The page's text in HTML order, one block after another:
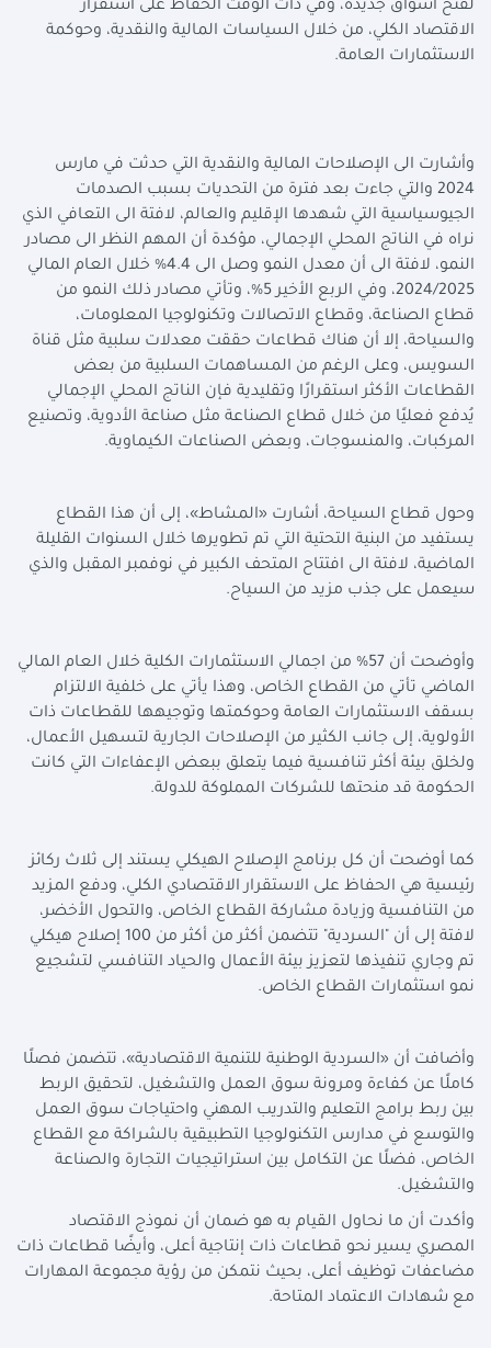
لفتح أسواق جديدة، وفي ذات الوقت الحفاظ على استقرار
الاقتصاد الكلي، من خلال السياسات المالية والنقدية، وحوكمة
الاستثمارات العامة.
وأشارت الى الإصلاحات المالية والنقدية التي حدثت في مارس
2024 والتي جاءت بعد فترة من التحديات بسبب الصدمات
الجيوسياسية التي شهدها الإقليم والعالم، لافتة الى التعافي الذي
نراه في الناتج المحلي الإجمالي، مؤكدة أن المهم النظر الى مصادر
النمو، لافتة الى أن معدل النمو وصل الى 4.4% خلال العام المالي
2024/2025، وفي الربع الأخير 5%، وتأتي مصادر ذلك النمو من
قطاع الصناعة، وقطاع الاتصالات وتكنولوجيا المعلومات،
والسياحة، إلا أن هناك قطاعات حققت معدلات سلبية مثل قناة
السويس، وعلى الرغم من المساهمات السلبية من بعض
القطاعات الأكثر استقرارًا وتقليدية فإن الناتج المحلي الإجمالي
يُدفع فعليًا من خلال قطاع الصناعة مثل صناعة الأدوية، وتصنيع
المركبات، والمنسوجات، وبعض الصناعات الكيماوية.
وحول قطاع السياحة، أشارت «المشاط»، إلى أن هذا القطاع
يستفيد من البنية التحتية التي تم تطويرها خلال السنوات القليلة
الماضية، لافتة الى افتتاح المتحف الكبير في نوفمبر المقبل والذي
سيعمل على جذب مزيد من السياح.
وأوضحت أن 57% من اجمالي الاستثمارات الكلية خلال العام المالي
الماضي تأتي من القطاع الخاص، وهذا يأتي على خلفية الالتزام
بسقف الاستثمارات العامة وحوكمتها وتوجيهها للقطاعات ذات
الأولوية، إلى جانب الكثير من الإصلاحات الجارية لتسهيل الأعمال،
ولخلق بيئة أكثر تنافسية فيما يتعلق ببعض الإعفاءات التي كانت
الحكومة قد منحتها للشركات المملوكة للدولة.
كما أوضحت أن كل برنامج الإصلاح الهيكلي يستند إلى ثلاث ركائز
رئيسية هي الحفاظ على الاستقرار الاقتصادي الكلي، ودفع المزيد
من التنافسية وزيادة مشاركة القطاع الخاص، والتحول الأخضر،
لافتة إلى أن "السردية" تتضمن أكثر من أكثر من 100 إصلاح هيكلي
تم وجاري تنفيذها لتعزيز بيئة الأعمال والحياد التنافسي لتشجيع
نمو استثمارات القطاع الخاص.
وأضافت أن «السردية الوطنية للتنمية الاقتصادية»، تتضمن فصلًا
كاملًا عن كفاءة ومرونة سوق العمل والتشغيل، لتحقيق الربط
بين ربط برامج التعليم والتدريب المهني واحتياجات سوق العمل
والتوسع في مدارس التكنولوجيا التطبيقية بالشراكة مع القطاع
الخاص، فضلًا عن التكامل بين استراتيجيات التجارة والصناعة
والتشغيل.
وأكدت أن ما نحاول القيام به هو ضمان أن نموذج الاقتصاد
المصري يسير نحو قطاعات ذات إنتاجية أعلى، وأيضًا قطاعات ذات
مضاعفات توظيف أعلى، بحيث نتمكن من رؤية مجموعة المهارات
مع شهادات الاعتماد المتاحة.